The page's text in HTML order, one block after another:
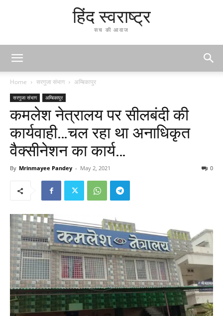
हिंद स्वराष्ट्र
सच की आवाज
Home सरगुजा संभाग अम्बिकापुर
सरगुजा संभाग अम्बिकापुर
कमलेश नेत्रालय पर सीलबंदी की
कार्यवाही…चल रहा था अनाधिकृत
वैक्सीनेशन का कार्य…
By Mrinmayee Pandey - May 2, 2021 0